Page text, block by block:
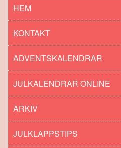
HEM
KONTAKT
ADVENTSKALENDRAR
JULKALENDRAR ONLINE
ARKIV
JULKLAPPSTIPS